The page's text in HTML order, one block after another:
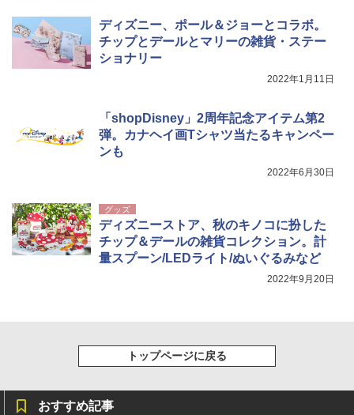
X 2人用 3人用 キャンプ アウトドア フェス
収納 コンパクト 簡単設営 カンガルーテント
ソロキャンプ ソロテント
USB充電式 高精度 超長距離照射 長時間使用
可能 安全ロック付き 高安全性 金属製耐久 コ
ンパクト多機能設計 持ち運び便利 アウトド
ア/オフィス/教育現場/展示会用 緑
ディズニー、ポール＆ジョーとコラボ。
チップとデールとマリーの雑貨・ステー
ショナリー
2022年1月11日
「shopDisney」2周年記念アイテム第2
弾。カナヘイ画Tシャツ当たるキャンペー
ンも
2022年6月30日
グッズ
ディズニーストア、秋のキノコに扮した
チップ＆デールの雑貨コレクション。計
量スプーン/LEDライト/ぬいぐるみなど
2022年9月20日
トップページに戻る
おすすめ記事